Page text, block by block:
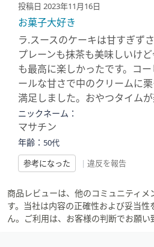
投稿日 2023年11月16日
お菓子大好き
ラ.スースのケーキは甘すぎず
プレーンも抹茶も美味しいけ
も最高に楽しかったです。コ
ールな甘さで中のクリームに
満足しました。おやつタイムが
ニックネーム：
マサチン
年齢： 50代
参考になった
| 違反を報告
商品レビューは、他のコミュニティ
す。当社は内容の正確性および妥当
ん。ご利用は、お客様の判断でお願い